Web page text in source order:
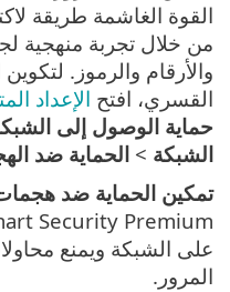
القوة الغاشمة طريقة
من خلال تجربة منهجية
والأرقام والرموز.
القسري، افتح الإعداد
حماية الوصول إلى
الشبكة > الحماية ضد
تمكين الحماية ضد
على الشبكة ويمنع
المرور.